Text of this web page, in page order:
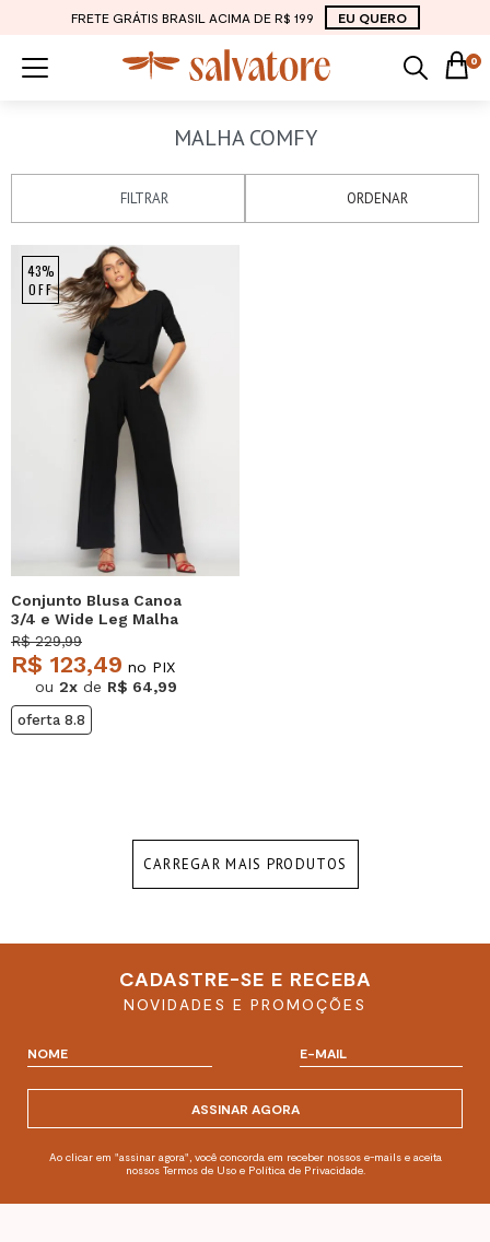
FRETE GRÁTIS BRASIL ACIMA DE R$ 199 EU QUERO
0
MALHA COMFY
FILTRAR ORDENAR
43%
OFF
Conjunto Blusa Canoa
3/4 e Wide Leg Malha
Preto Salvatore
R$ 229,99
R$ 123,49 no PIX
ou 2x de R$ 64,99
oferta 8.8
CARREGAR MAIS PRODUTOS
CADASTRE-SE E RECEBA
NOVIDADES E PROMOÇÕES
ASSINAR AGORA
Ao clicar em "assinar agora", você concorda em receber nossos e-mails e aceita
nossos Termos de Uso e Política de Privacidade.